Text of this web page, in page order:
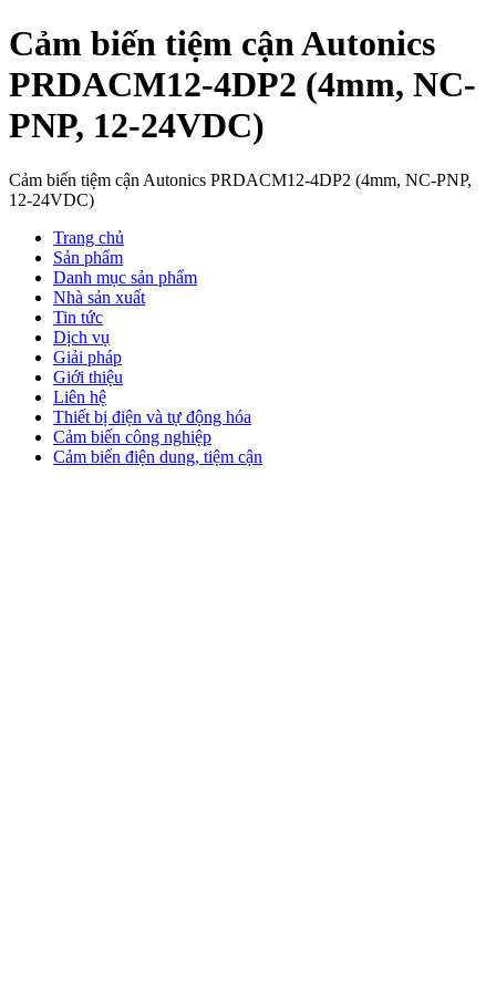
Cảm biến tiệm cận Autonics
PRDACM12-4DP2 (4mm, NC-
PNP, 12-24VDC)
Cảm biến tiệm cận Autonics PRDACM12-4DP2 (4mm, NC-PNP,
12-24VDC)
Trang chủ
Sản phẩm
Danh mục sản phẩm
Nhà sản xuất
Tin tức
Dịch vụ
Giải pháp
Giới thiệu
Liên hệ
Thiết bị điện và tự động hóa
Cảm biến công nghiệp
Cảm biến điện dung, tiệm cận